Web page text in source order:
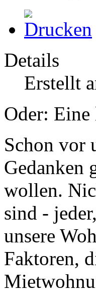
Details
Erstellt
Oder: Eine
Schon vor
Gedanken
wollen.
sind -
unsere
Faktoren,